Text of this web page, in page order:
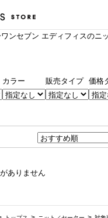
ンセブン エディフィスのニ
カラー 販売タイプ 価格
ありません